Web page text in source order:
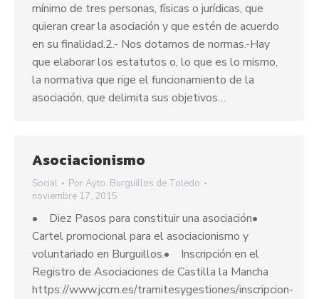
mínimo de tres personas, físicas o jurídicas, que
quieran crear la asociación y que estén de acuerdo
en su finalidad.2.- Nos dotamos de normas.-Hay
que elaborar los estatutos o, lo que es lo mismo,
la normativa que rige el funcionamiento de la
asociación, que delimita sus objetivos…
Asociacionismo
Social PorAyto. Burguillos de Toledo
noviembre 17, 2015
• Diez Pasos para constituir una asociación•
Cartel promocional para el asociacionismo y
voluntariado en Burguillos.• Inscripción en el
Registro de Asociaciones de Castilla la Mancha
https://www.jccm.es/tramitesygestiones/inscripcion-